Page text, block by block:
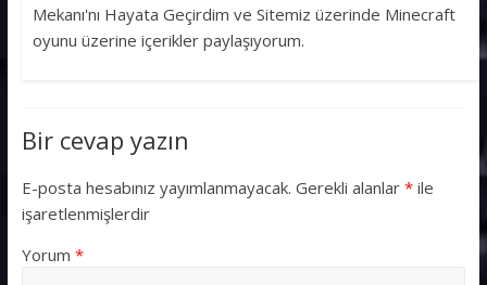
Mekanı'nı Hayata Geçirdim ve Sitemiz üzerinde Minecraft
oyunu üzerine içerikler paylaşıyorum.
Bir cevap yazın
E-posta hesabınız yayımlanmayacak. Gerekli alanlar *ile
işaretlenmişlerdir
Yorum *